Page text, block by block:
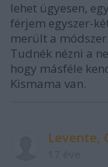
lehet ügyesen,
férjem egyszer-
merült a
Tudnék nézni a
hogy másféle
Kismama van.
Levente,